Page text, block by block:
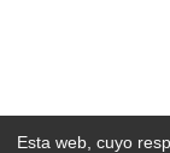
Esta web, cuyo